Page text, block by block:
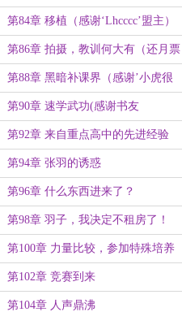
铭哥'盟主）
第84章 移植（感谢‘Lhcccc’盟主）
第86章 拍摄，教训何大有（还月票
贷3）
第88章 黑暗补课界（感谢’小虎很
困’盟主）
第90章 速学武功(感谢书友
20190611151400639盟主)
第92章 来自重点高中的先进经验
第94章 张羽的诱惑
第96章 什么东西进来了？
第98章 羽子，我决定不租房了！
第100章 力量比较，参加特殊培养
计划？
第102章 竞赛到来
第104章 人声鼎沸